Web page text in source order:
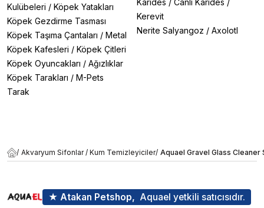
Kulübeleri / Köpek Yatakları
Köpek Gezdirme Tasması
Köpek Taşıma Çantaları / Metal
Köpek Kafesleri / Köpek Çitleri
Köpek Oyuncakları / Ağızlıklar
Köpek Tarakları / M-Pets
Tarak
Karides / Canlı Karides /
Kerevit
Nerite Salyangoz / Axolotl
/ Akvaryum Sifonlar / Kum Temizleyiciler/ Aquael Gravel Glass Cleaner
★ Atakan Petshop, Aquael yetkili satıcısıdır.